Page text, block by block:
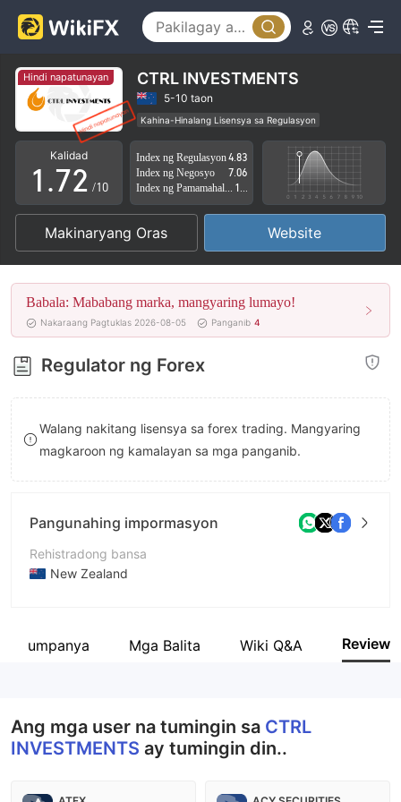
Hindi napatunayan CTRL INVESTMENTS
5-10 taon
Kahina-Hinalang Lisensya sa Regulasyon
Kahina-hinalang saklaw ng Negosyo
Mataas na potensyal na peligro
Kalidad
0
1
2
3
4
5
6
7
8
9
.
3
4
5
6
7
8
9
0
1
2
3
4
5
6
7
8
9
/10
Index ng Regulasyon4.83
Index ng Negosyo
7.06
Makinaryang Oras Website
Babala: Mababang marka, mangyaring lumayo!
Nakaraang Pagtuklas 2026-08-05 Panganib 4
Regulator ng Forex
Walang nakitang lisensya sa forex trading. Mangyaring
magkaroon ng kamalayan sa mga panganib.
Pangunahing impormasyon
Rehistradong bansa
New Zealand
Kumpanya
kumpanya Mga Balita Wiki Q&A Review
Ang mga user na tumingin sa CTRL
INVESTMENTS ay tumingin din..